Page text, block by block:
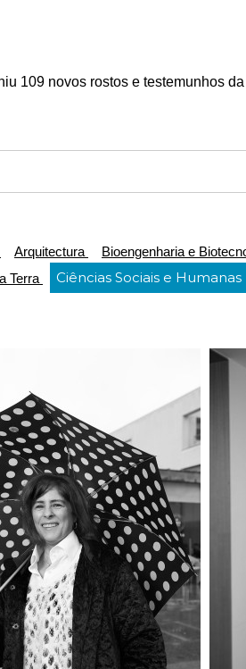
109 novos rostos e testemunhos
Arquitectura Bioengenharia e
Terra Ciências Sociais e Humanas